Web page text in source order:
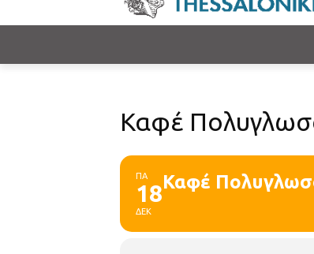
Καφέ
ΠΑ
18
ΔΕΚ
Καφέ